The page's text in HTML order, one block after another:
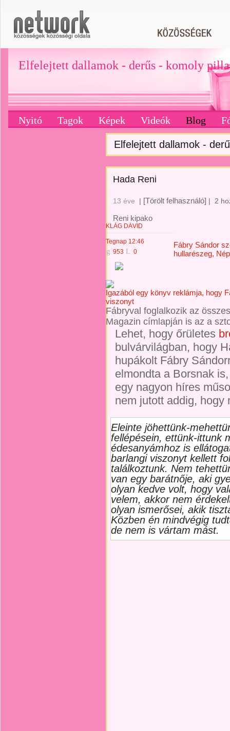
Elfelejtett dallamok - derűs - komoly
Nyitó Tagok Képek Videók Blog
Elfelejtett dallamok -
Hada Reni
13 éve | [Törölt felhasználó] | 2
Reni kipako
KLÁG DÁVID
Tegnap 12:46
g 953 L 0
Fábry Sándor
hullarészeg,
Igazából egy könyv reklámja, hogy
viszonyt
Fábryval foglalkozik az
Magazin címlapján is az a
Lehet, hogy őrületes
bulvárvilágban, hogy
hupákolt Fábry
elmondta a Borsnak
egy nagyon híres
nem jutott addig, hogy
Eleinte jöhettünk-
fellépésein, ettünk-ittunk
édesanyámhoz is
barlangi viszonyt kellett
találkoztunk. Nem
van egy barátnője, aki
olyan kedve volt, hogy
velem, akkor nem
olyan ismerősei, akik
Közben én mindvégig
de nem is vártam mást.